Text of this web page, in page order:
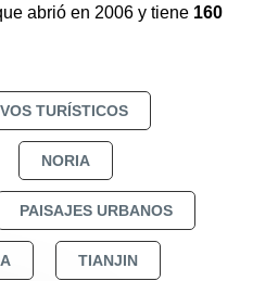
abrió en 2006 y tiene 160
TURÍSTICOS
NORIA
PAISAJES URBANOS
TIANJIN